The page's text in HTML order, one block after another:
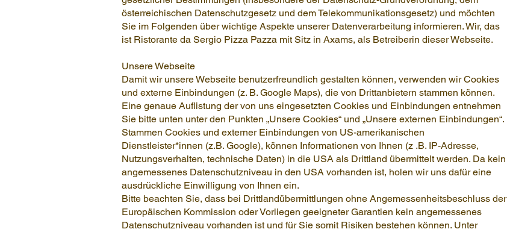
österreichischen Datenschutzgesetz und dem Telekommunikationsgesetz) und möchten
Sie im Folgenden über wichtige Aspekte unserer Datenverarbeitung informieren. Wir, das
ist Ristorante da Sergio Pizza Pazza mit Sitz in Axams, als Betreiberin dieser Webseite.
Unsere Webseite
Damit wir unsere Webseite benutzerfreundlich gestalten können, verwenden wir Cookies
und externe Einbindungen (z. B. Google Maps), die von Drittanbietern stammen können.
Eine genaue Auflistung der von uns eingesetzten Cookies und Einbindungen entnehmen
Sie bitte unten unter den Punkten „Unsere Cookies“ und „Unsere externen Einbindungen“.
Stammen Cookies und externer Einbindungen von US-amerikanischen
Dienstleister*innen (z.B. Google), können Informationen von Ihnen (z .B. IP-Adresse,
Nutzungsverhalten, technische Daten) in die USA als Drittland übermittelt werden. Da kein
angemessenes Datenschutzniveau in den USA vorhanden ist, holen wir uns dafür eine
ausdrückliche Einwilligung von Ihnen ein.
Bitte beachten Sie, dass bei Drittlandübermittlungen ohne Angemessenheitsbeschluss der
Europäischen Kommission oder Vorliegen geeigneter Garantien kein angemessenes
Datenschutzniveau vorhanden ist und für Sie somit Risiken bestehen können. Unter